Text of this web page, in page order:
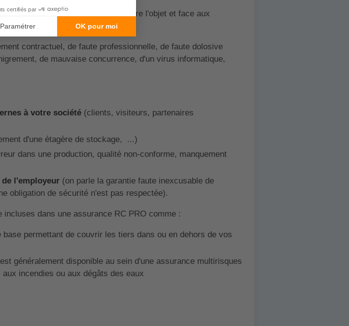
plaintes dont vous pourriez faire l'objet et face aux
tiers.
contractuel, de faute professionnelle, de faute dolosive
de mauvaise concurrence, d'un virus informatique,
à votre société (clients, visiteurs, partenaires
d'une étagère de stockage, ...)
dans une production, qualité non-conforme, manquement
l'employeur (on parle la garantie faute inexcusable de
obligation de sécurité n'est pas respectée).
dans une assurance RC PRO comme :
base permettant de couvrir les tiers dans ou en dehors de vos
généralement disponible au sein d'une assurance multirisques
incendies ou aux dégâts des eaux